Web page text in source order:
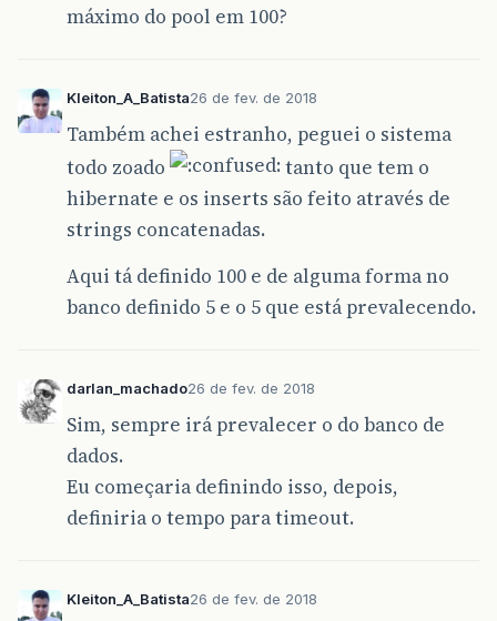
máximo do pool em 100?
Kleiton_A_Batista26 de fev. de 2018
Também achei estranho, peguei o sistema
todo zoado
tanto que tem o
hibernate e os inserts são feito através de
strings concatenadas.
Aqui tá definido 100 e de alguma forma no
banco definido 5 e o 5 que está prevalecendo.
darlan_machado26 de fev. de 2018
Sim, sempre irá prevalecer o do banco de
dados.
Eu começaria definindo isso, depois,
definiria o tempo para timeout.
Kleiton_A_Batista26 de fev. de 2018